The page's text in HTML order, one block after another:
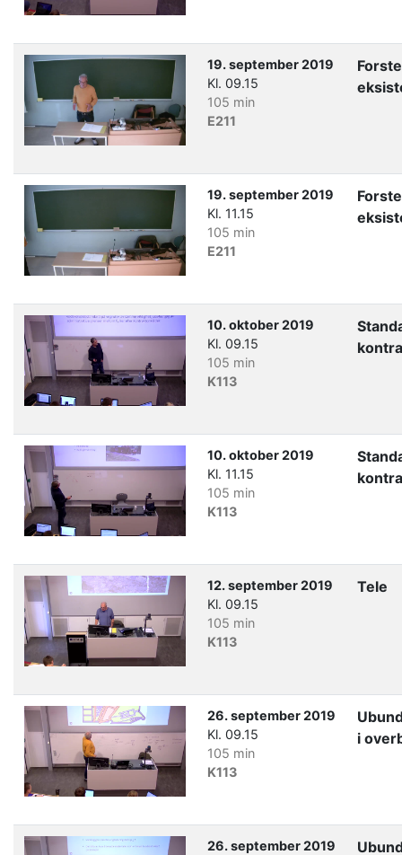
19. september 2019
Kl. 09.15
105 min
E211
19. september 2019
Kl. 11.15
105 min
E211
10. oktober 2019
Kl. 09.15
105 min
K113
10. oktober 2019
Kl. 11.15
105 min
K113
12. september 2019
Kl. 09.15
105 min
K113
Tele
26. september 2019
Kl. 09.15
105 min
K113
i
26. september 2019